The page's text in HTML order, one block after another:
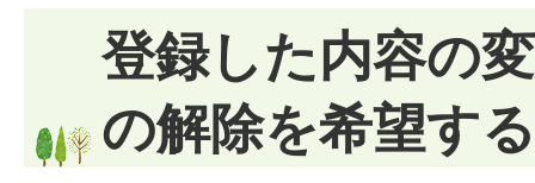
登録した内容の
の解除を希望す